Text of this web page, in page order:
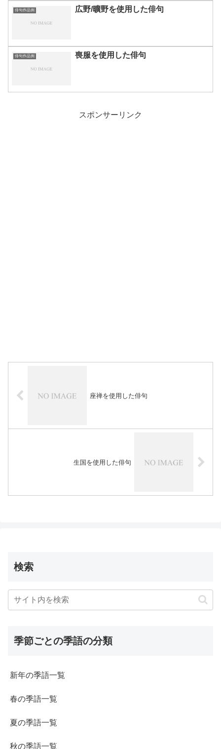
俳句作品例 広野/曠野を使用した俳句
俳句作品例 喪服を使用した俳句
スポンサーリンク
座禅を使用した俳句
生国を使用した俳句
検索
季節ごとの季語の分類
新年の季語一覧
春の季語一覧
夏の季語一覧
秋の季語一覧